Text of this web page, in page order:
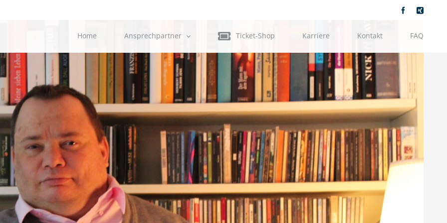
Facebook
Xing
Home Ansprechpartner Ticket-Shop Karriere Kontakt FAQ